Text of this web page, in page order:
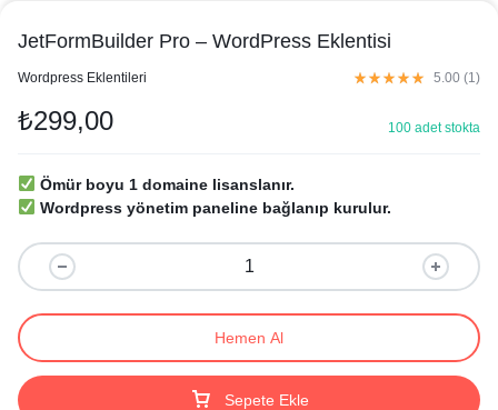
JetFormBuilder Pro – WordPress Eklentisi
Wordpress Eklentileri 5.00 (1)
₺299,00 100 adet stokta
Ömür boyu 1 domaine lisanslanır.
Wordpress yönetim paneline bağlanıp kurulur.
Sepete Ekle
Hemen Al